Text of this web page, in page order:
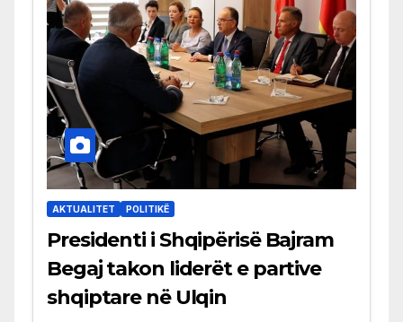
AKTUALITET POLITIKË
Presidenti i Shqipërisë Bajram
Begaj takon liderët e partive
shqiptare në Ulqin